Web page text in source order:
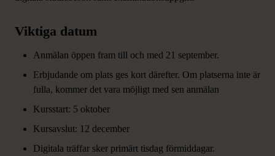
Viktiga datum
Anmälan öppen fram till och med 21 september.
Erbjudande om plats ges kort därefter. Om platserna inte är
fulla, kommer det vara möjligt med sen anmälan
Kursstart: 5 oktober
Kursavslut: 12 december
Digitala träffar sker primärt tisdag förmiddagar.